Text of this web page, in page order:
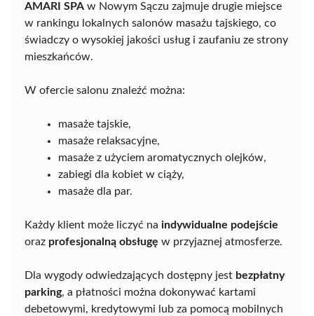
AMARI SPA w Nowym Sączu zajmuje drugie miejsce
w rankingu lokalnych salonów masażu tajskiego, co
świadczy o wysokiej jakości usług i zaufaniu ze strony
mieszkańców.
W ofercie salonu znaleźć można:
masaże tajskie,
masaże relaksacyjne,
masaże z użyciem aromatycznych olejków,
zabiegi dla kobiet w ciąży,
masaże dla par.
Każdy klient może liczyć na indywidualne podejście
oraz profesjonalną obsługę w przyjaznej atmosferze.
Dla wygody odwiedzających dostępny jest bezpłatny
parking, a płatności można dokonywać kartami
debetowymi, kredytowymi lub za pomocą mobilnych